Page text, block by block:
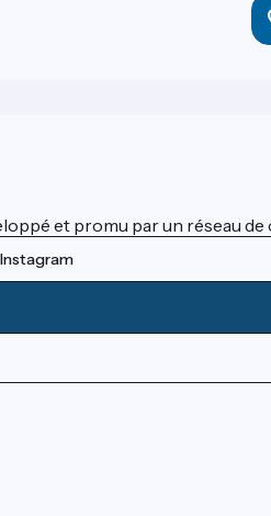
et promu par un réseau
Instagram